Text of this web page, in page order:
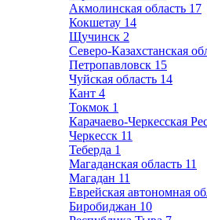
Акмолинская область 17
Кокшетау 14
Щучинск 2
Северо-Казахстанская
Петропавловск 15
Чуйская область 14
Кант 4
Токмок 1
Карачаево-Черкесская
Черкесск 11
Теберда 1
Магаданская область 11
Магадан 11
Еврейская автономная
Биробиджан 10